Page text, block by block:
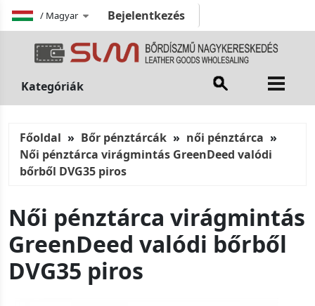
/ Magyar Bejelentkezés
Kategóriák
Főoldal Bőr pénztárcák
női pénztárca
Női pénztárca virágmintás GreenDeed valódi
bőrből DVG35 piros
Női pénztárca virágmintás
GreenDeed valódi bőrből
DVG35 piros